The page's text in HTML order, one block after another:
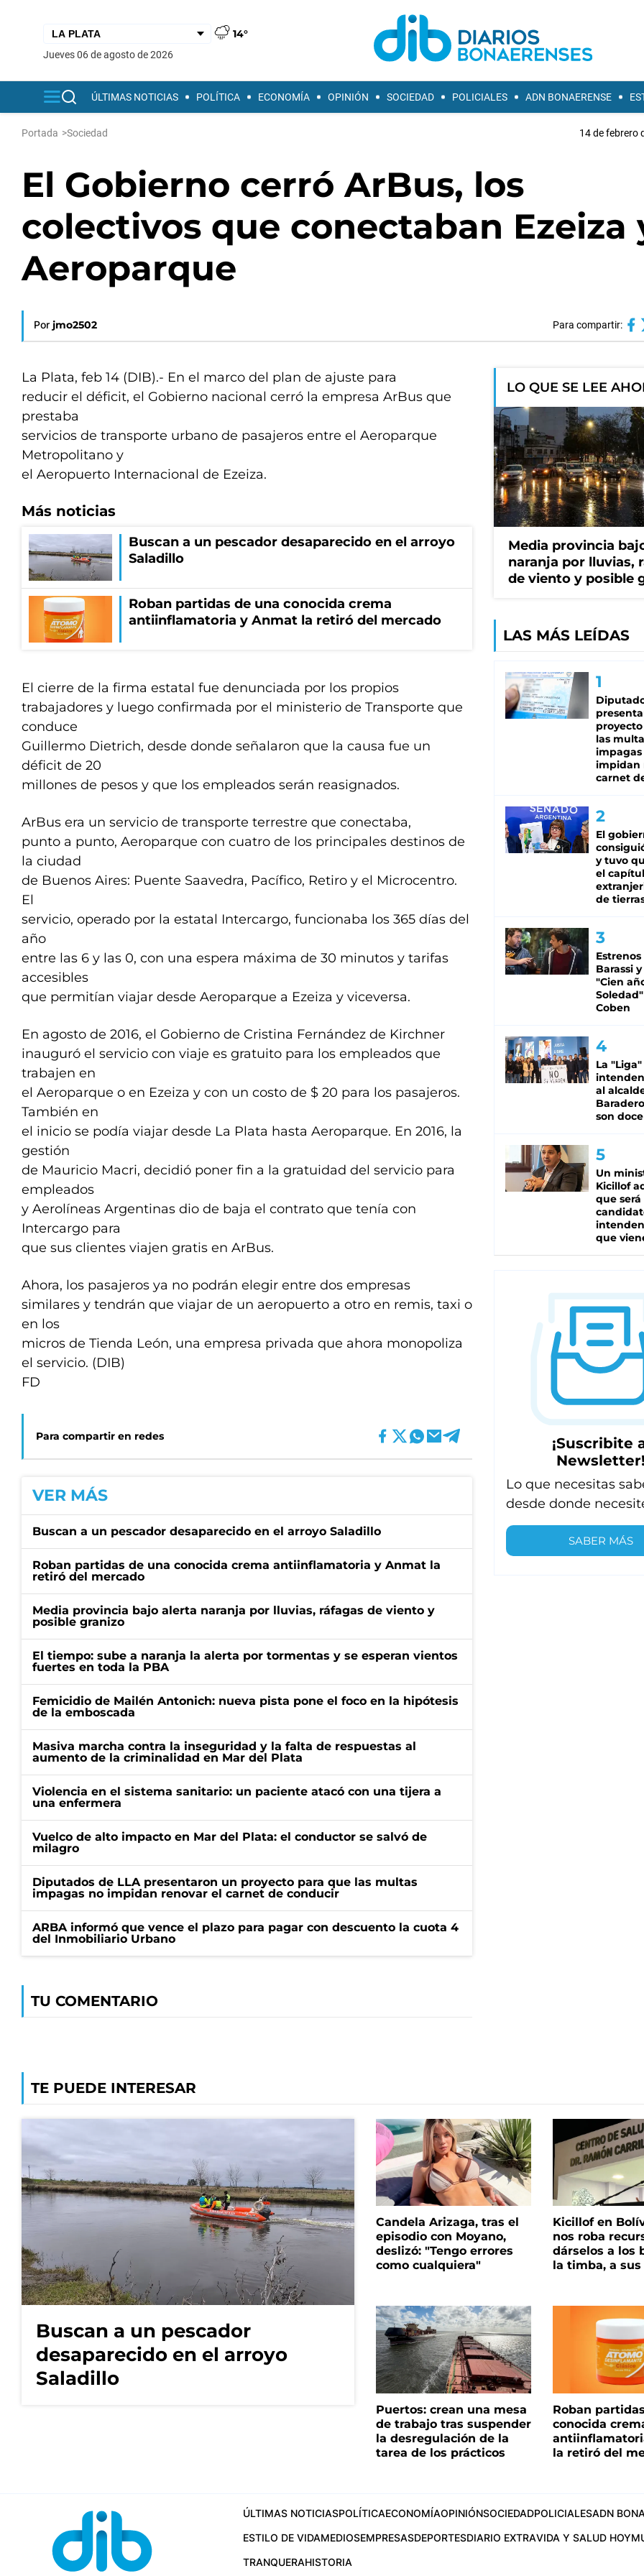
14°
jueves 06 de agosto de 2026
ÚLTIMAS NOTICIAS POLÍTICA ECONOMÍA OPINIÓN SOCIEDAD POLICIALES ADN BONAERENSE
Portada >Sociedad 14 de febrero
El Gobierno cerró ArBus, los
colectivos que conectaban Ezeiza
Aeroparque
Por jmo2502 Para compartir:
La Plata, feb 14 (DIB).- En el marco del plan de ajuste para
reducir el déficit, el Gobierno nacional cerró la empresa ArBus que
prestaba
servicios de transporte urbano de pasajeros entre el Aeroparque
Metropolitano y
el Aeropuerto Internacional de Ezeiza.
Más noticias
Buscan a un pescador desaparecido en el arroyo
Saladillo
Roban partidas de una conocida crema
antiinflamatoria y Anmat la retiró del mercado
El cierre de la firma estatal fue denunciada por los propios
trabajadores y luego confirmada por el ministerio de Transporte que
conduce
Guillermo Dietrich, desde donde señalaron que la causa fue un
déficit de 20
millones de pesos y que los empleados serán reasignados.
ArBus era un servicio de transporte terrestre que conectaba,
punto a punto, Aeroparque con cuatro de los principales destinos de
la ciudad
de Buenos Aires: Puente Saavedra, Pacífico, Retiro y el Microcentro.
El
servicio, operado por la estatal Intercargo, funcionaba los 365 días del
año
entre las 6 y las 0, con una espera máxima de 30 minutos y tarifas
accesibles
que permitían viajar desde Aeroparque a Ezeiza y viceversa.
En agosto de 2016, el Gobierno de Cristina Fernández de Kirchner
inauguró el servicio con viaje es gratuito para los empleados que
trabajen en
el Aeroparque o en Ezeiza y con un costo de $ 20 para los pasajeros.
También en
el inicio se podía viajar desde La Plata hasta Aeroparque. En 2016, la
gestión
de Mauricio Macri, decidió poner fin a la gratuidad del servicio para
empleados
y Aerolíneas Argentinas dio de baja el contrato que tenía con
Intercargo para
que sus clientes viajen gratis en ArBus.
Ahora, los pasajeros ya no podrán elegir entre dos empresas
similares y tendrán que viajar de un aeropuerto a otro en remis, taxi o
en los
micros de Tienda León, una empresa privada que ahora monopoliza
el servicio. (DIB)
FD
Para compartir en redes
VER MÁS
Buscan a un pescador desaparecido en el arroyo Saladillo
Roban partidas de una conocida crema antiinflamatoria y Anmat la
retiró del mercado
Media provincia bajo alerta naranja por lluvias, ráfagas de viento y
posible granizo
El tiempo: sube a naranja la alerta por tormentas y se esperan vientos
fuertes en toda la PBA
Femicidio de Mailén Antonich: nueva pista pone el foco en la hipótesis
de la emboscada
Masiva marcha contra la inseguridad y la falta de respuestas al
aumento de la criminalidad en Mar del Plata
Violencia en el sistema sanitario: un paciente atacó con una tijera a
una enfermera
Vuelco de alto impacto en Mar del Plata: el conductor se salvó de
milagro
Diputados de LLA presentaron un proyecto para que las multas
impagas no impidan renovar el carnet de conducir
ARBA informó que vence el plazo para pagar con descuento la cuota 4
del Inmobiliario Urbano
TU COMENTARIO
LO QUE SE LEE
Media provincia
naranja por lluvias,
de viento y posible
LAS MÁS LEÍDAS
las
impagas
impidan
carnet
El
y tuvo
el
de
Estrenos
Barassi
"Cien
Coben
La
al
son doce
Un
Kicillof
que será
que
¡Suscribite
Newsletter!
Lo que necesitas
desde donde
SABER MÁS
TE PUEDE INTERESAR
Buscan a un pescador
desaparecido en el arroyo
Saladillo
Candela Arizaga, tras el
episodio con Moyano,
deslizó: "Tengo errores
como cualquiera"
Kicillof en
nos roba
dárselos a los
la timba, a
Puertos: crean una mesa
de trabajo tras suspender
la desregulación de la
tarea de los prácticos
Roban
conocida
la retiró del
ÚLTIMAS NOTICIASPOLÍTICAECONOMÍAOPINIÓNSOCIEDADPOLICIALESADN
ESTILO DE VIDAMEDIOSEMPRESASDEPORTESDIARIO EXTRAVIDA Y SALUD HOY
TRANQUERAHISTORIA